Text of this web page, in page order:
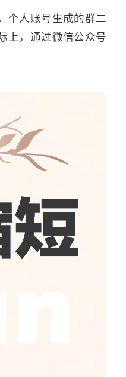
个人账号生成的群二
上，通过微信公众号